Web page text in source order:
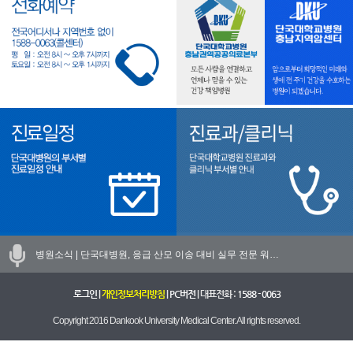
병원소식 | 단국대병원, 응급 산모 이송 대비 실무 전문 워…
로그인| 개인정보처리방침| PC버전| 대표전화 : 1588 - 0063
Copyright 2016 Dankook University Medical Center. All rights reserved.